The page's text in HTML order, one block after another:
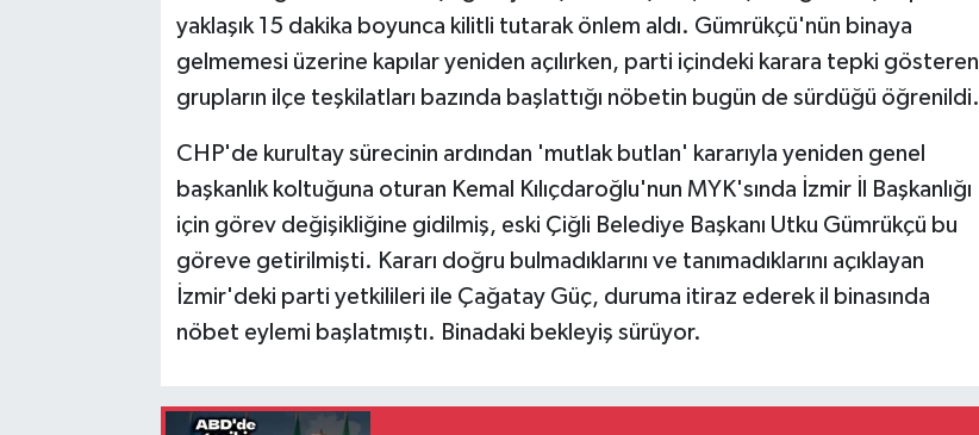
yaklaşık 15 dakika boyunca kilitli tutarak önlem aldı. Gümrükçü'nün binaya
gelmemesi üzerine kapılar yeniden açılırken, parti içindeki karara tepki gösteren
grupların ilçe teşkilatları bazında başlattığı nöbetin bugün de sürdüğü öğrenildi.
CHP'de kurultay sürecinin ardından 'mutlak butlan' kararıyla yeniden genel
başkanlık koltuğuna oturan Kemal Kılıçdaroğlu'nun MYK'sında İzmir İl Başkanlığı
için görev değişikliğine gidilmiş, eski Çiğli Belediye Başkanı Utku Gümrükçü bu
göreve getirilmişti. Kararı doğru bulmadıklarını ve tanımadıklarını açıklayan
İzmir'deki parti yetkilileri ile Çağatay Güç, duruma itiraz ederek il binasında
nöbet eylemi başlatmıştı. Binadaki bekleyiş sürüyor.